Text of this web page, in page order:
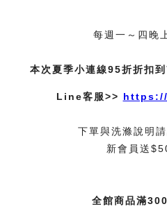
每週一～四晚
本次夏季小連線95折折扣
Line客服>>
下單與洗滌說明
新會員送
全館商品滿